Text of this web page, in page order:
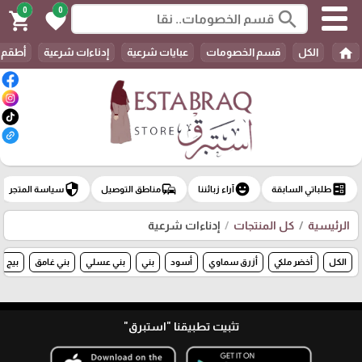
search
0
favorite
0
shopping_cart
home الكل قسم الخصومات عبايات شرعية إدناءات شرعية
ballotطلباتي السابقة emoji_emotionsآراء زبائننا commuteمناطق التوصيل securityسياسة المتجر
الرئيسية كل المنتجات إدناءات شرعية
الكل أخضر ملكي أزرق سماوي أسود بني بني عسلي بني غامق بيج
تثبيت تطبيقنا "استبرق"